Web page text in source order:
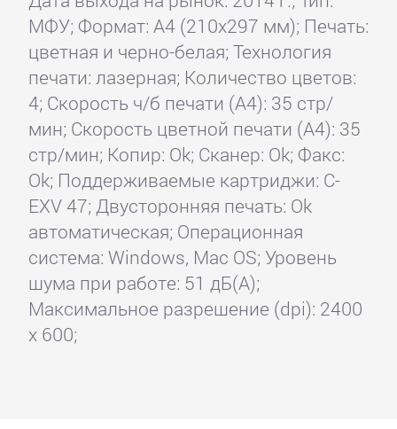
МФУ; Формат: A4 (210x297 мм); Печать:
цветная и черно-белая; Технология
печати: лазерная; Количество цветов:
4; Скорость ч/б печати (А4): 35 стр/
мин; Скорость цветной печати (А4): 35
стр/мин; Копир: Ok; Сканер: Ok; Факс:
Ok; Поддерживаемые картриджи: C-
EXV 47; Двусторонняя печать: Ok
автоматическая; Операционная
система: Windows, Mac OS; Уровень
шума при работе: 51 дБ(А);
Максимальное разрешение (dpi): 2400
x 600;